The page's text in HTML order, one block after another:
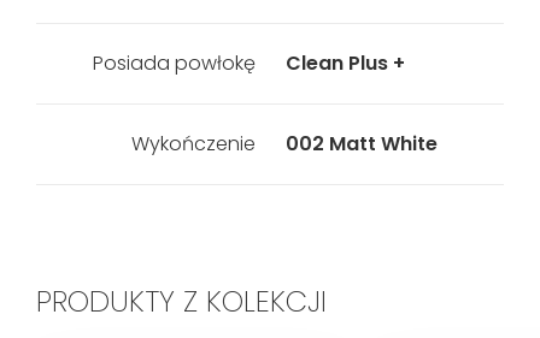
Posiada powłokę Clean Plus +
Wykończenie 002 Matt White
PRODUKTY Z KOLEKCJI